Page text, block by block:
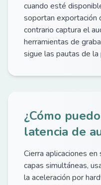
cuando esté
soportan exportación
contrario captura el
herramientas de
sigue las pautas de la
¿Cómo
latencia de
Cierra aplicaciones
capas simultáneas,
la aceleración por